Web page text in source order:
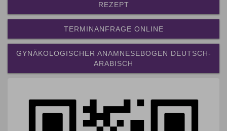
REZEPT
TERMINANFRAGE ONLINE
GYNÄKOLOGISCHER ANAMNESEBOGEN DEUTSCH-
ARABISCH